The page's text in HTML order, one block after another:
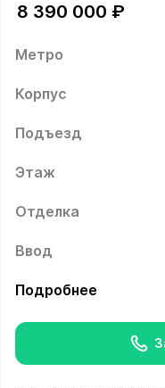
8 390 000 ₽
Метро
Корпус
Подъезд
Этаж
Отделка
Ввод
Подробнее